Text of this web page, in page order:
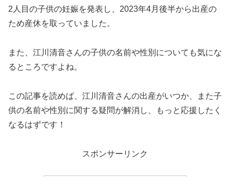
2人目の子供の妊娠を発表し、2023年4月後半から出産の
ため産休を取っていました。
また、江川清音さんの子供の名前や性別についても気にな
るところですよね。
この記事を読めば、江川清音さんの出産がいつか、また子
供の名前や性別に関する疑問が解消し、もっと応援したく
なるはずです！
スポンサーリンク